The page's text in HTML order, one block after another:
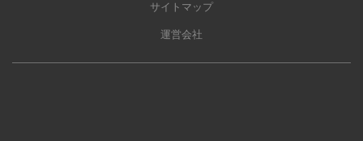
サイトマップ
運営会社